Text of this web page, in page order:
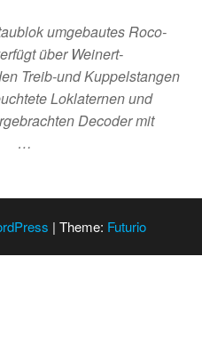
umgebautes Roco-
über Weinert-
Treib-und Kuppelstangen
Loklaternen und
Decoder mit
…
| Theme: Futurio